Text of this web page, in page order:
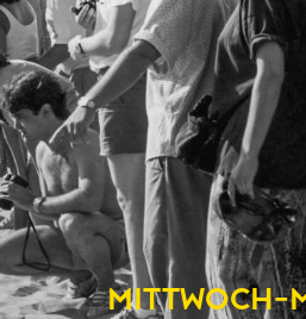
mittwoch-